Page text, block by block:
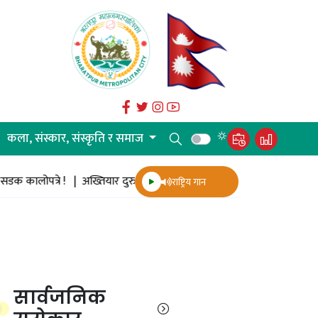
कला, संस्कार, संस्कृति र समाज
! |अख्तियार दुरुपयोग अनुसन्धान आयोगको आयोजनामा ‘भ्रष्टाचार
राष्ट्रिय गान
सार्वजनिक